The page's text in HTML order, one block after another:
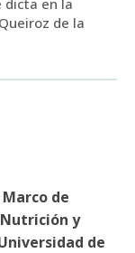
dicta en la
de la
de
y
de